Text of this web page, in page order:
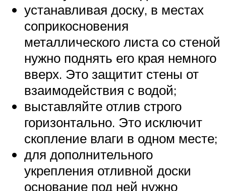
устанавливая доску, в местах
соприкосновения
металлического листа со стеной
нужно поднять его края немного
вверх. Это защитит стены от
взаимодействия с водой;
выставляйте отлив строго
горизонтально. Это исключит
скопление влаги в одном месте;
для дополнительного
укрепления отливной доски
основание под ней нужно